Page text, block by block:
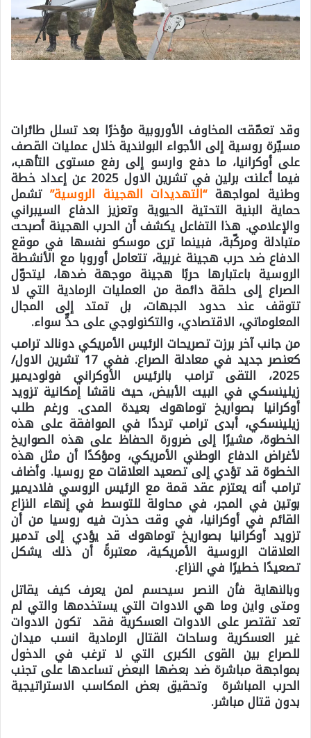
وقد تعمّقت المخاوف الأوروبية مؤخرًا بعد تسلل طائرات
مسيّرة روسية إلى الأجواء البولندية خلال عمليات القصف
على أوكرانيا، ما دفع وارسو إلى رفع مستوى التأهب،
فيما أعلنت برلين في تشرين الاول 2025 عن إعداد خطة
وطنية لمواجهة“التهديدات الهجينة الروسية” تشمل
حماية البنية التحتية الحيوية وتعزيز الدفاع السيبراني
والإعلامي. هذا التفاعل يكشف أن الحرب الهجينة أصبحت
متبادلة ومركّبة، فبينما ترى موسكو نفسها في موقع
الدفاع ضد حرب هجينة غربية، تتعامل أوروبا مع الأنشطة
الروسية باعتبارها حربًا هجينة موجهة ضدها، ليتحوّل
الصراع إلى حلقة دائمة من العمليات الرمادية التي لا
تتوقف عند حدود الجبهات، بل تمتد إلى المجال
المعلوماتي، الاقتصادي، والتكنولوجي على حدٍّ سواء.
من جانب آخر برزت تصريحات الرئيس الأمريكي دونالد ترامب
كعنصر جديد في معادلة الصراع. ففي 17 تشرين الاول/
2025، التقى ترامب بالرئيس الأوكراني فولوديمير
زيلينسكي في البيت الأبيض، حيث ناقشا إمكانية تزويد
أوكرانيا بصواريخ توماهوك بعيدة المدى. ورغم طلب
زيلينسكي، أبدى ترامب ترددًا في الموافقة على هذه
الخطوة، مشيرًا إلى ضرورة الحفاظ على هذه الصواريخ
لأغراض الدفاع الوطني الأمريكي، ومؤكدًا أن مثل هذه
الخطوة قد تؤدي إلى تصعيد العلاقات مع روسيا. وأضاف
ترامب أنه يعتزم عقد قمة مع الرئيس الروسي فلاديمير
بوتين في المجر، في محاولة للتوسط في إنهاء النزاع
القائم في أوكرانيا، في وقت حذرت فيه روسيا من أن
تزويد أوكرانيا بصواريخ توماهوك قد يؤدي إلى تدمير
العلاقات الروسية الأمريكية، معتبرةً أن ذلك يشكل
تصعيدًا خطيرًا في النزاع.
وبالنهاية فأن النصر سيحسم لمن يعرف كيف يقاتل
ومتى واين وما هي الادوات التي يستخدمها والتي لم
تعد تقتصر على الادوات العسكرية فقد تكون الادوات
غير العسكرية وساحات القتال الرمادية انسب ميدان
للصراع بين القوى الكبرى التي لا ترغب في الدخول
بمواجهة مباشرة ضد بعضها البعض تساعدها على تجنب
الحرب المباشرة وتحقيق بعض المكاسب الاستراتيجية
بدون قتال مباشر.